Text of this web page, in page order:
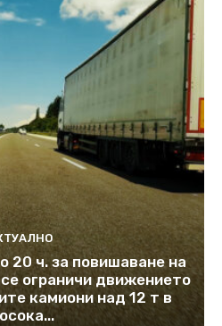
20 ч. за повишаване на
ограничи движението
камиони над 12 т в